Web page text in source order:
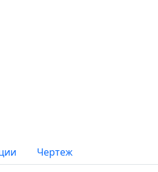
Чертеж